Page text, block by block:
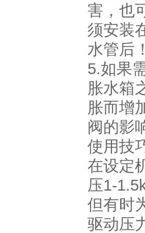
害，也
须安装
水管后
5.如果
胀水箱
胀而增
阀的影
使用技
在设定
压1-
但有时
驱动压